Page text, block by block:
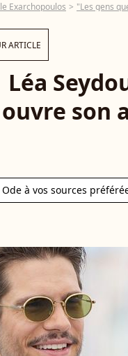
Exarchopoulos "Les gens
ARTICLE
Léa
ouvre son
à vos sources